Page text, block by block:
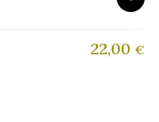
22,00 €